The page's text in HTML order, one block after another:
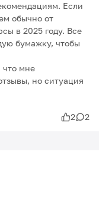
Если
обычно от
в 2025 году. Все
бумажку, чтобы
что мне
но ситуация
2 2